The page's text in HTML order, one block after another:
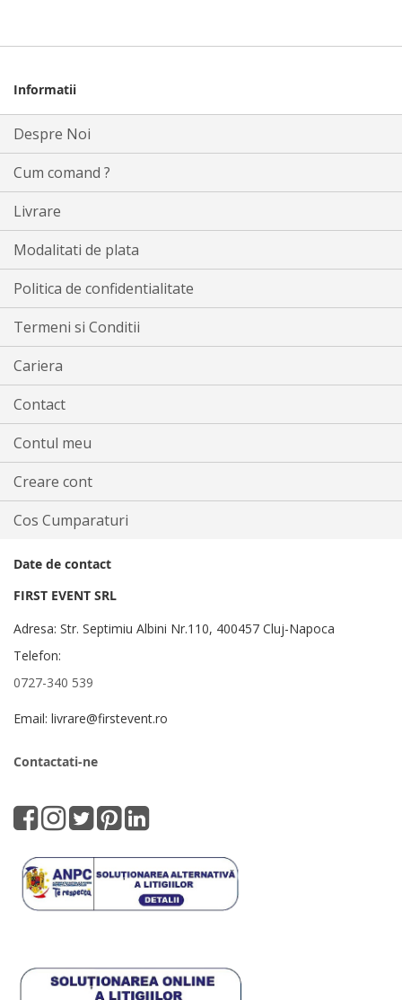
Informatii
Despre Noi
Cum comand ?
Livrare
Modalitati de plata
Politica de confidentialitate
Termeni si Conditii
Cariera
Contact
Contul meu
Creare cont
Cos Cumparaturi
Date de contact
FIRST EVENT SRL
Adresa: Str. Septimiu Albini Nr.110, 400457 Cluj-Napoca
Telefon:
0727-340 539
Email: livrare@firstevent.ro
Contactati-ne